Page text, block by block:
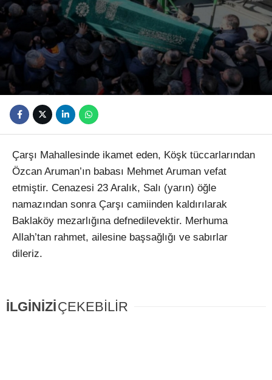
Youtube
Çarşı Mahallesinde ikamet eden, Köşk tüccarlarından
Özcan Aruman’ın babası Mehmet Aruman vefat
etmiştir. Cenazesi 23 Aralık, Salı (yarın) öğle
namazından sonra Çarşı camiinden kaldırılarak
Baklaköy mezarlığına defnedilevektir. Merhuma
Allah’tan rahmet, ailesine başsağlığı ve sabırlar
dileriz.
İLGİNİZİÇEKEBİLİR